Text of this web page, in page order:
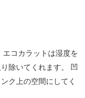
コカラットは湿度を
除いてくれます。 凹
ク上の空間にしてく